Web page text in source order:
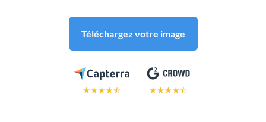
Téléchargez votre image